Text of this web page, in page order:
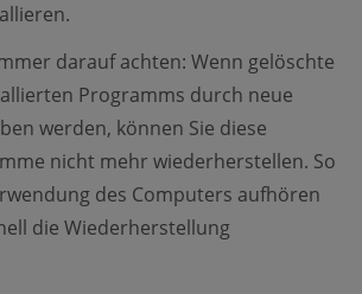
darauf achten: Wenn gelöschte
Programms durch neue
werden, können Sie diese
nicht mehr wiederherstellen. So
des Computers aufhören
die Wiederherstellung